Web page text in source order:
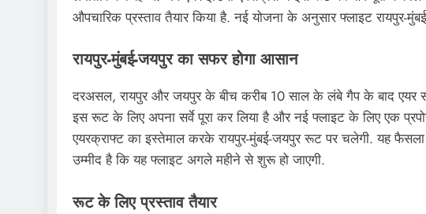
औपचारिक प्रस्ताव तैयार किया है. नई योजना के अनुसार फ्लाइट रायपुर-
रायपुर-मुंबई-जयपुर का सफर होगा आसान
दरअसल, रायपुर और जयपुर के बीच करीब 10 साल के लंबे गैप के बाद एयर
इस रूट के लिए अपना सर्वे पूरा कर लिया है और नई फ्लाइट के लिए एक
एयरक्राफ्ट का इस्तेमाल करके रायपुर-मुंबई-जयपुर रूट पर चलेगी. यह फैसला
उम्मीद है कि यह फ्लाइट अगले महीने से शुरू हो जाएगी.
रूट के लिए प्रस्ताव तैयार